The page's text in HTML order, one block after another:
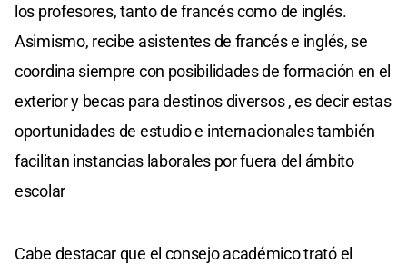
los profesores, tanto de francés como de inglés.
Asimismo, recibe asistentes de francés e inglés, se
coordina siempre con posibilidades de formación en el
exterior y becas para destinos diversos , es decir estas
oportunidades de estudio e internacionales también
facilitan instancias laborales por fuera del ámbito
escolar
Cabe destacar que el consejo académico trató el